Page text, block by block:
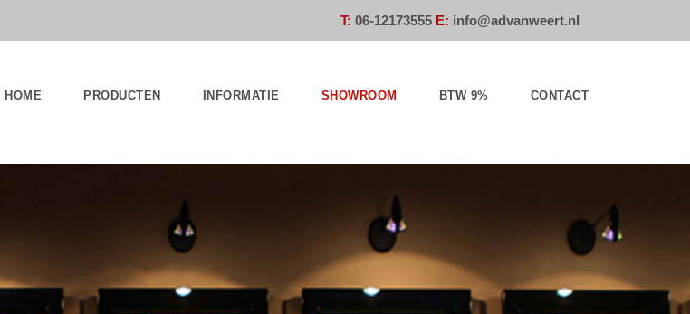
T: 06-12173555 E: info@advanweert.nl
HOME PRODUCTEN INFORMATIE SHOWROOM BTW 9% CONTACT